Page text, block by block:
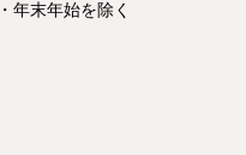
年末年始を除く